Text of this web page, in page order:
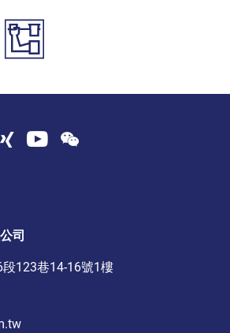
司
123巷14-16號1樓